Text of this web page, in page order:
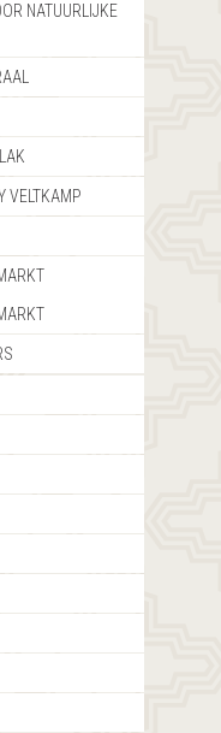
NATUURLIJKE
VELTKAMP